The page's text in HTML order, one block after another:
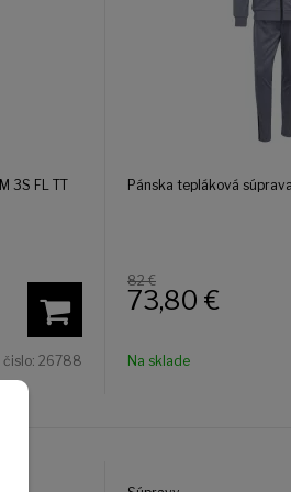
3S FL TT
čislo: 26788
Pánska tepláková
82 €
73,80 €
Na sklade